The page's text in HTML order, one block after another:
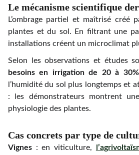
Le mécanisme scientifique
L’ombrage partiel et maîtrisé créé
plantes et du sol. En filtrant une
installations créent un microclimat
Selon les observations et études
besoins en irrigation de 20 à 30%
l’humidité du sol plus longtemps et
: les démonstrateurs montrent
physiologie des plantes.
Cas concrets par type de
Vignes: en viticulture,